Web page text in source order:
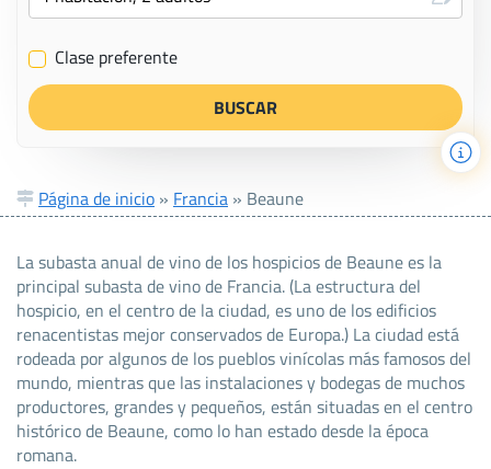
✔ Clase preferente
Página de inicio » Francia » Beaune
La subasta anual de vino de los hospicios de Beaune es la
principal subasta de vino de Francia. (La estructura del
hospicio, en el centro de la ciudad, es uno de los edificios
renacentistas mejor conservados de Europa.) La ciudad está
rodeada por algunos de los pueblos vinícolas más famosos del
mundo, mientras que las instalaciones y bodegas de muchos
productores, grandes y pequeños, están situadas en el centro
histórico de Beaune, como lo han estado desde la época
romana.